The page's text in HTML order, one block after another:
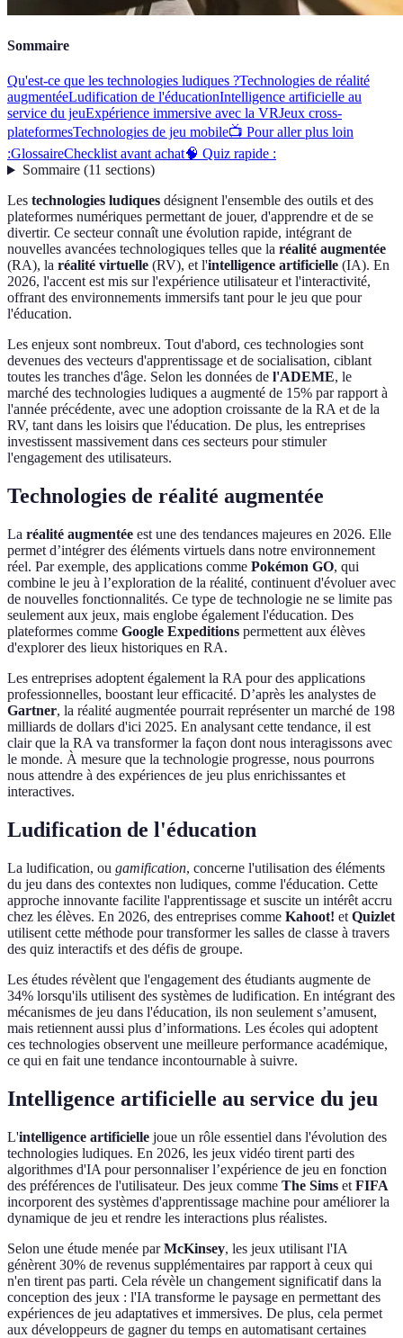
Sommaire
Qu'est-ce que les technologies ludiques ?Technologies de réalité
augmentéeLudification de l'éducationIntelligence artificielle au
service du jeuExpérience immersive avec la VRJeux cross-
plateformesTechnologies de jeu mobile📺 Pour aller plus loin
:GlossaireChecklist avant achat🧠 Quiz rapide :
Sommaire(11 sections)
Les technologies ludiques désignent l'ensemble des outils et des
plateformes numériques permettant de jouer, d'apprendre et de se
divertir. Ce secteur connaît une évolution rapide, intégrant de
nouvelles avancées technologiques telles que la réalité augmentée
(RA), la réalité virtuelle (RV), et l'intelligence artificielle (IA). En
2026, l'accent est mis sur l'expérience utilisateur et l'interactivité,
offrant des environnements immersifs tant pour le jeu que pour
l'éducation.
Les enjeux sont nombreux. Tout d'abord, ces technologies sont
devenues des vecteurs d'apprentissage et de socialisation, ciblant
toutes les tranches d'âge. Selon les données de l'ADEME, le
marché des technologies ludiques a augmenté de 15% par rapport à
l'année précédente, avec une adoption croissante de la RA et de la
RV, tant dans les loisirs que l'éducation. De plus, les entreprises
investissent massivement dans ces secteurs pour stimuler
l'engagement des utilisateurs.
Technologies de réalité augmentée
La réalité augmentée est une des tendances majeures en 2026. Elle
permet d’intégrer des éléments virtuels dans notre environnement
réel. Par exemple, des applications comme Pokémon GO, qui
combine le jeu à l’exploration de la réalité, continuent d'évoluer avec
de nouvelles fonctionnalités. Ce type de technologie ne se limite pas
seulement aux jeux, mais englobe également l'éducation. Des
plateformes comme Google Expeditions permettent aux élèves
d'explorer des lieux historiques en RA.
Les entreprises adoptent également la RA pour des applications
professionnelles, boostant leur efficacité. D’après les analystes de
Gartner, la réalité augmentée pourrait représenter un marché de 198
milliards de dollars d'ici 2025. En analysant cette tendance, il est
clair que la RA va transformer la façon dont nous interagissons avec
le monde. À mesure que la technologie progresse, nous pourrons
nous attendre à des expériences de jeu plus enrichissantes et
interactives.
Ludification de l'éducation
La ludification, ou gamification, concerne l'utilisation des éléments
du jeu dans des contextes non ludiques, comme l'éducation. Cette
approche innovante facilite l'apprentissage et suscite un intérêt accru
chez les élèves. En 2026, des entreprises comme Kahoot! et Quizlet
utilisent cette méthode pour transformer les salles de classe à travers
des quiz interactifs et des défis de groupe.
Les études révèlent que l'engagement des étudiants augmente de
34% lorsqu'ils utilisent des systèmes de ludification. En intégrant des
mécanismes de jeu dans l'éducation, ils non seulement s’amusent,
mais retiennent aussi plus d’informations. Les écoles qui adoptent
ces technologies observent une meilleure performance académique,
ce qui en fait une tendance incontournable à suivre.
Intelligence artificielle au service du jeu
L'intelligence artificielle joue un rôle essentiel dans l'évolution des
technologies ludiques. En 2026, les jeux vidéo tirent parti des
algorithmes d'IA pour personnaliser l’expérience de jeu en fonction
des préférences de l'utilisateur. Des jeux comme The Sims et FIFA
incorporent des systèmes d'apprentissage machine pour améliorer la
dynamique de jeu et rendre les interactions plus réalistes.
Selon une étude menée parMcKinsey, les jeux utilisant l'IA
génèrent 30% de revenus supplémentaires par rapport à ceux qui
n'en tirent pas parti. Cela révèle un changement significatif dans la
conception des jeux : l'IA transforme le paysage en permettant des
expériences de jeu adaptatives et immersives. De plus, cela permet
aux développeurs de gagner du temps en automatisant certaines